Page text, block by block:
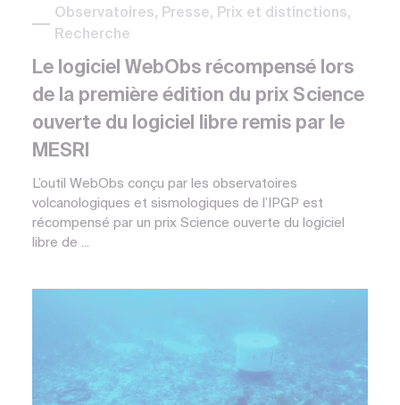
Observatoires, Presse, Prix et distinctions,
Recherche
Le logiciel WebObs récompensé lors
de la première édition du prix Science
ouverte du logiciel libre remis par le
MESRI
L’outil WebObs conçu par les observatoires
volcanologiques et sismologiques de l’IPGP est
récompensé par un prix Science ouverte du logiciel
libre de ...